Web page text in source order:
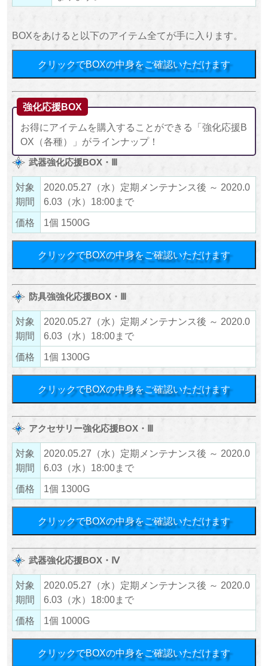
BOXをあけると以下のアイテム全てが手に入ります。
クリックでBOXの中身をご確認いただけます
強化応援BOX
お得にアイテムを購入することができる「強化応援B
OX（各種）」がラインナップ！
武器強化応援BOX・Ⅲ
対象
期間
2020.05.27（水）定期メンテナンス後 ～ 2020.0
6.03（水）18:00まで
価格
1個 1500G
クリックでBOXの中身をご確認いただけます
防具強強化応援BOX・Ⅲ
対象
期間
2020.05.27（水）定期メンテナンス後 ～ 2020.0
6.03（水）18:00まで
価格
1個 1300G
クリックでBOXの中身をご確認いただけます
アクセサリー強化応援BOX・Ⅲ
対象
期間
2020.05.27（水）定期メンテナンス後 ～ 2020.0
6.03（水）18:00まで
価格
1個 1300G
クリックでBOXの中身をご確認いただけます
武器強化応援BOX・Ⅳ
対象
期間
2020.05.27（水）定期メンテナンス後 ～ 2020.0
6.03（水）18:00まで
価格
1個 1000G
クリックでBOXの中身をご確認いただけます